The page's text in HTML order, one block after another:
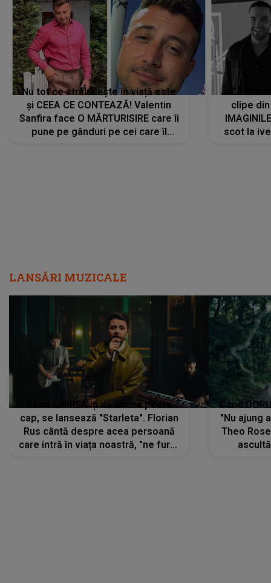
Nu tot ce strălucește în viață este
și CEEA CE CONTEAZĂ! Valentin
Sanfira face O MĂRTURISIRE care îi
pune pe gânduri pe cei care îl
CE S-A
clipe
scot la
LANSĂRI MUZICALE
Când IUBIREA îți dă lumea peste
cap, se lansează "Starleta". Florian
Rus cântă despre acea persoană
care intră în viața noastră, "ne fură"
Când
"Nu ajung
Theo